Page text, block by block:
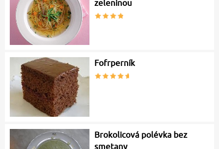
zeleninou
Fofrperník
Brokolicová polévka bez
smetany